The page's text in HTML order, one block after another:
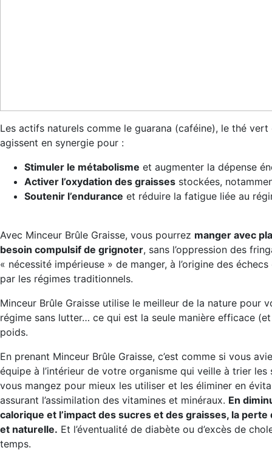
Les actifs naturels comme le guarana (caféine), le thé
agissent en synergie pour :
Stimuler le métabolisme et augmenter la dépense
Activer l’oxydation des graisses stockées,
Soutenir l’endurance et réduire la fatigue liée au
Avec Minceur Brûle Graisse, vous pourrez manger avec
besoin compulsif de grignoter, sans l’oppression des
« nécessité impérieuse » de manger, à l’origine des
par les régimes traditionnels.
Minceur Brûle Graisse utilise le meilleur de la nature pour
régime sans lutter… ce qui est la seule manière efficace
poids.
En prenant Minceur Brûle Graisse, c’est comme si vous
équipe à l’intérieur de votre organisme qui veille à trier les
vous mangez pour mieux les utiliser et les éliminer en
assurant l’assimilation des vitamines et minéraux. En
calorique et l’impact des sucres et des graisses, la
et naturelle. Et l’éventualité de diabète ou d’excès de
temps.